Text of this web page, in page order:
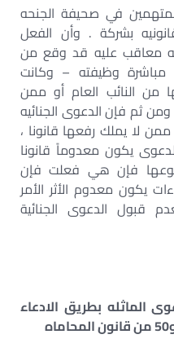
في صحيفة الجنحه
بشركة . وأن الفعل
معاقب عليه قد وقع من
مباشرة وظيفته – وكانت
من النائب العام أو ممن
ثم فإن الدعوى الجنائيه
لا يملك رفعها قانونا ،
يكون معدوماً قانونا
فإن هي فعلت فإن
يكون معدوم الأثر الأمر
قبول الدعوى الجنائية
الماثله بطريق الادعاء